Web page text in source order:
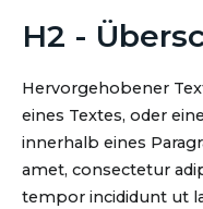
H2 -
Hervorgehobener
eines Textes, oder
innerhalb eines
amet, consectetur
tempor incididunt ut